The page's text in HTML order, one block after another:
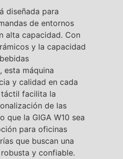
diseñada para
de entornos
alta capacidad. Con
y la capacidad
esta máquina
y calidad en cada
facilita la
de las
que la GIGA W10 sea
para oficinas
que buscan una
y confiable.